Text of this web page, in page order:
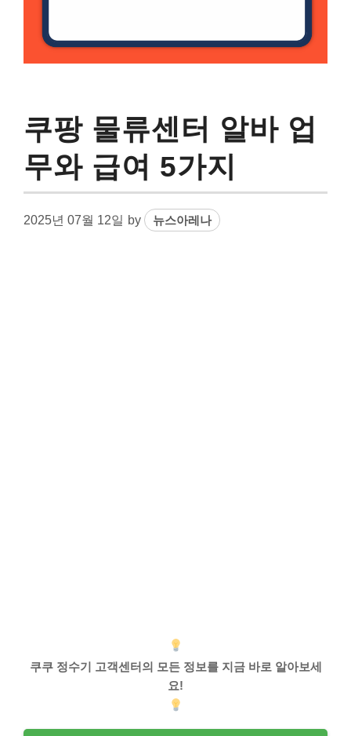
쿠팡 물류센터 알바 업
무와 급여 5가지
2025년 07월 12일 by 뉴스아레나
쿠쿠 정수기 고객센터의 모든 정보를 지금 바로 알아보세
요!